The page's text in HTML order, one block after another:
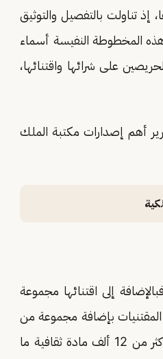
مادتها ومحتواها، إذ تناولت بالتفصيل والتوثيق
المخطوطة النفيسة أسماء
على شرائها واقتنائها،
التقرير أهم إصدارات مكتبة الملك
إلى اقتنائها مجموعة
بإضافة مجموعة من
الإصدارات الخاصة بهذا المجال وأنشأت مركزا لدراسات الفروسية، يحتوي على أكثر من 12 ألف مادة ثقافية ما